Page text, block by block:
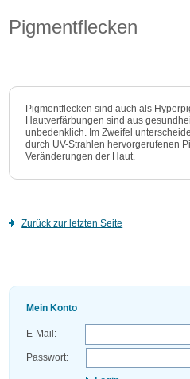
Pigmentflecken
Pigmentflecken sind auch als
Hautverfärbungen sind aus
unbedenklich. Im Zweifel
durch UV-Strahlen hervorgerufenen
Veränderungen der Haut.
Zurück zur letzten Seite
Mein Konto
E-Mail:
Passwort: